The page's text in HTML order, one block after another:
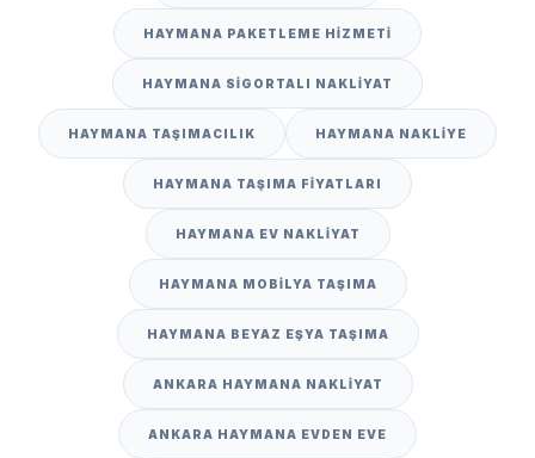
HAYMANA PAKETLEME HIZMETI
HAYMANA SIGORTALI NAKLIYAT
HAYMANA TAŞIMACILIK HAYMANA NAKLIYE
HAYMANA TAŞIMA FIYATLARI
HAYMANA EV NAKLIYAT
HAYMANA MOBILYA TAŞIMA
HAYMANA BEYAZ EŞYA TAŞIMA
ANKARA HAYMANA NAKLIYAT
ANKARA HAYMANA EVDEN EVE